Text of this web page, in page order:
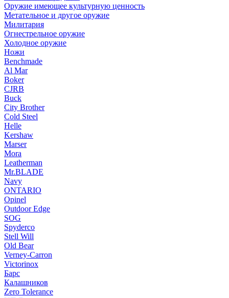
Оружие имеющее культурную ценность
Метательное и другое оружие
Милитария
Огнестрельное оружие
Холодное оружие
Ножи
Benchmade
Al Mar
Boker
CJRB
Buck
City Brother
Cold Steel
Helle
Kershaw
Marser
Mora
Leatherman
Mr.BLADE
Navy
ONTARIO
Opinel
Outdoor Edge
SOG
Spyderco
Stell Will
Old Bear
Verney-Carron
Victorinox
Барс
Калашников
Zero Tolerance